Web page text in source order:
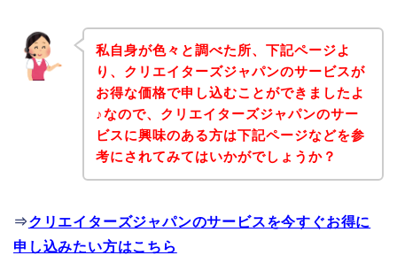
私自身が色々と調べた所、下記ページよ
り、クリエイターズジャパンのサービスが
お得な価格で申し込むことができましたよ
♪なので、クリエイターズジャパンのサー
ビスに興味のある方は下記ページなどを参
考にされてみてはいかがでしょうか？
⇒クリエイターズジャパンのサービスを今すぐお得に
申し込みたい方はこちら